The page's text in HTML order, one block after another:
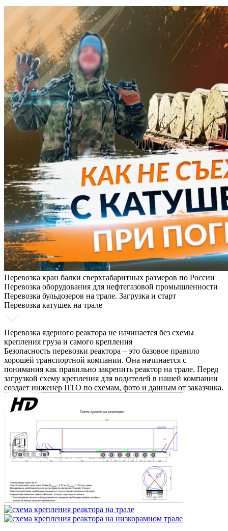
Перевозка кран балки сверхгабаритных размеров по России
Перевозка оборудования для нефтегазовой промышленности
Перевозка бульдозеров на трале. Загрузка и старт
Перевозка катушек на трале
Перевозка ядерного реактора не начинается без схемы
крепления груза и самого крепления
Безопасность перевозки реактора – это базовое правило
хорошей транспортной компании. Она начинается с
понимания как правильно закрепить реактор на трале. Перед
загрузкой схему крепления для водителей в нашей компании
создает инженер ПТО по схемам, фото и данным от заказчика.